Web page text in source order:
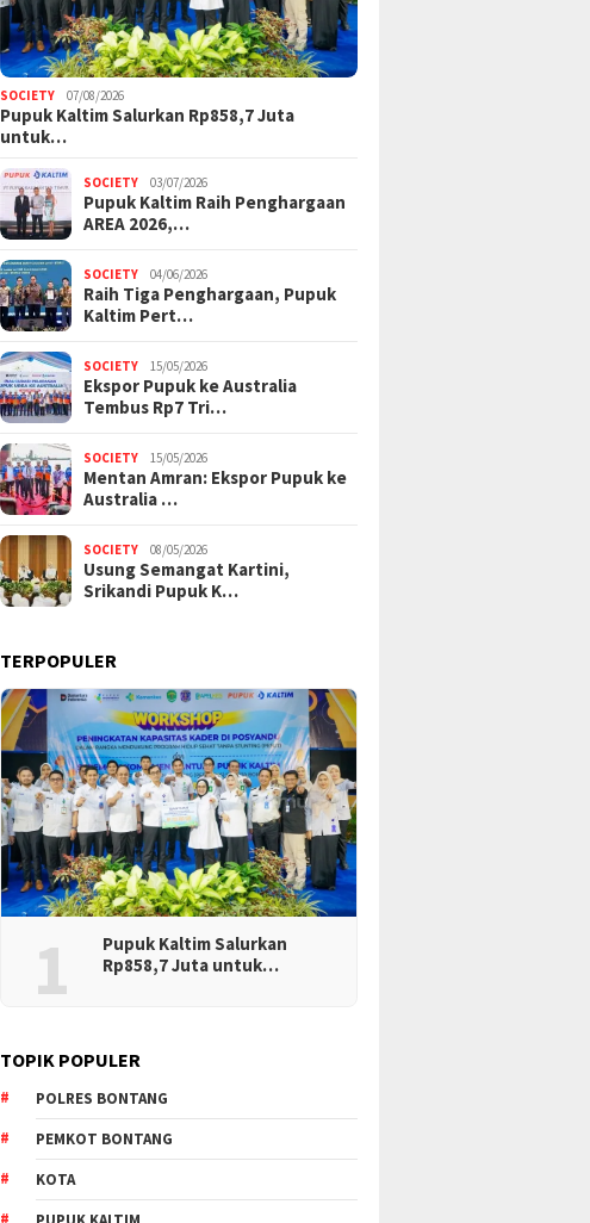
SOCIETY 07/08/2026
Pupuk Kaltim Salurkan Rp858,7 Juta
untuk…
SOCIETY 03/07/2026
Pupuk Kaltim Raih Penghargaan
AREA 2026,…
SOCIETY 04/06/2026
Raih Tiga Penghargaan, Pupuk
Kaltim Pert…
SOCIETY 15/05/2026
Ekspor Pupuk ke Australia
Tembus Rp7 Tri…
SOCIETY 15/05/2026
Mentan Amran: Ekspor Pupuk ke
Australia …
SOCIETY 08/05/2026
Usung Semangat Kartini,
Srikandi Pupuk K…
TERPOPULER
1
Pupuk Kaltim Salurkan
Rp858,7 Juta untuk…
TOPIK POPULER
POLRES BONTANG
PEMKOT BONTANG
KOTA